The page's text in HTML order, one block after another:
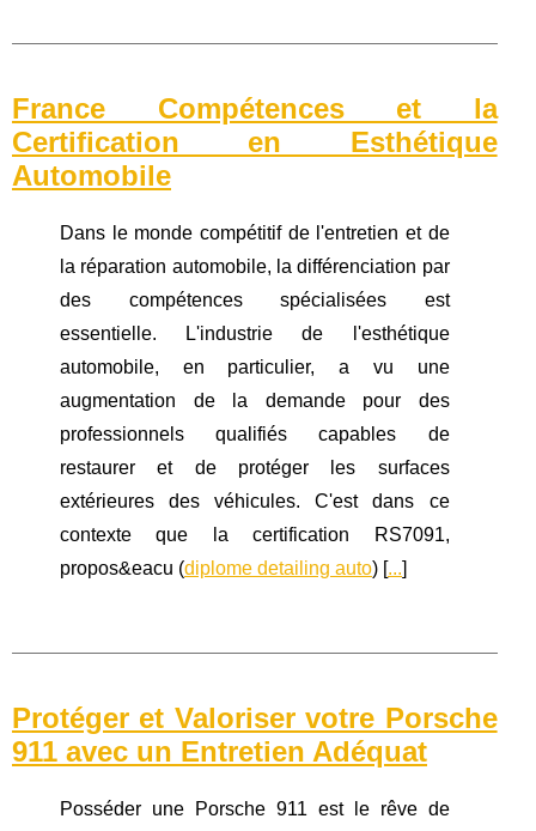
France Compétences et la
Certification en Esthétique
Automobile
Dans le monde compétitif de l'entretien et de
la réparation automobile, la différenciation par
des compétences spécialisées est
essentielle. L'industrie de l'esthétique
automobile, en particulier, a vu une
augmentation de la demande pour des
professionnels qualifiés capables de
restaurer et de protéger les surfaces
extérieures des véhicules. C'est dans ce
contexte que la certification RS7091,
propos&eacu (diplome detailing auto) [...]
Protéger et Valoriser votre Porsche
911 avec un Entretien Adéquat
Posséder une Porsche 911 est le rêve de